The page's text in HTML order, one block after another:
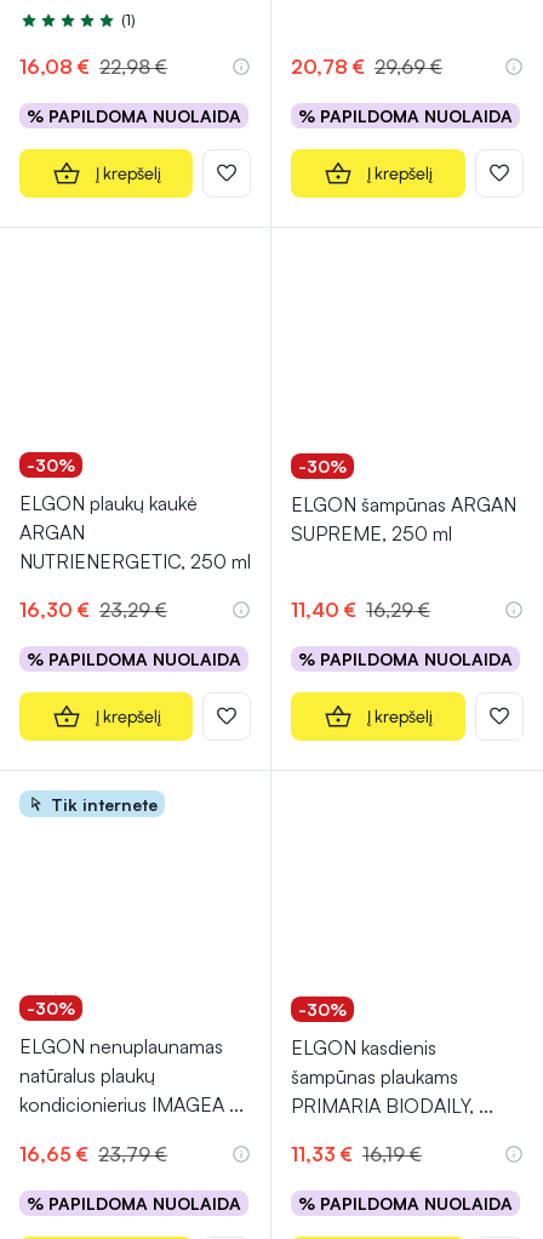
Įvertinimas 5.0 iš 5
(1)
16,08 € 22,98 €
% PAPILDOMA NUOLAIDA
Į krepšelį
20,78 € 29,69 €
% PAPILDOMA NUOLAIDA
Į krepšelį
-30%
ELGON plaukų kaukė
ARGAN
NUTRIENERGETIC, 250 ml
16,30 € 23,29 €
% PAPILDOMA NUOLAIDA
Į krepšelį
-30%
ELGON šampūnas ARGAN
SUPREME, 250 ml
11,40 € 16,29 €
% PAPILDOMA NUOLAIDA
Į krepšelį
Tik internete
-30%
ELGON nenuplaunamas
natūralus plaukų
kondicionierius IMAGEA ...
16,65 € 23,79 €
% PAPILDOMA NUOLAIDA
-30%
ELGON kasdienis
šampūnas plaukams
PRIMARIA BIODAILY, ...
11,33 € 16,19 €
% PAPILDOMA NUOLAIDA